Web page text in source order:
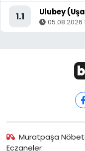
1.1 Ulubey
05.08.2026
Muratpaşa
Eczaneler